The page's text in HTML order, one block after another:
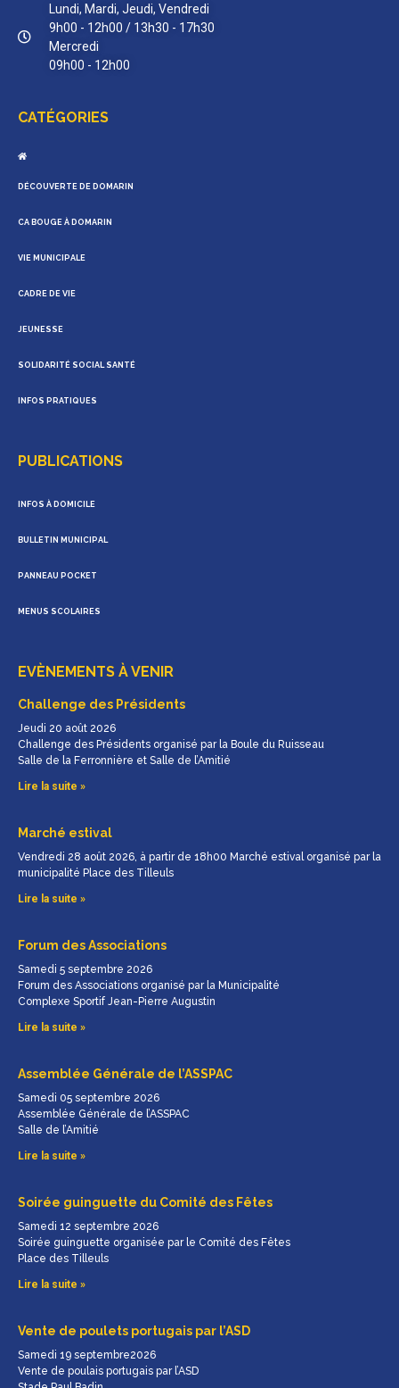
Lundi, Mardi, Jeudi, Vendredi
9h00 - 12h00 / 13h30 - 17h30
Mercredi
09h00 - 12h00
CATÉGORIES
DÉCOUVERTE DE DOMARIN
CA BOUGE À DOMARIN
VIE MUNICIPALE
CADRE DE VIE
JEUNESSE
SOLIDARITÉ SOCIAL SANTÉ
INFOS PRATIQUES
PUBLICATIONS
INFOS À DOMICILE
BULLETIN MUNICIPAL
PANNEAU POCKET
MENUS SCOLAIRES
EVÈNEMENTS À VENIR
Challenge des Présidents
Jeudi 20 août 2026
Challenge des Présidents organisé par la Boule du Ruisseau
Salle de la Ferronnière et Salle de l’Amitié
Lire la suite »
Marché estival
Vendredi 28 août 2026, à partir de 18h00 Marché estival organisé par la
municipalité Place des Tilleuls
Lire la suite »
Forum des Associations
Samedi 5 septembre 2026
Forum des Associations organisé par la Municipalité
Complexe Sportif Jean-Pierre Augustin
Lire la suite »
Assemblée Générale de l’ASSPAC
Samedi 05 septembre 2026
Assemblée Générale de l’ASSPAC
Salle de l’Amitié
Lire la suite »
Soirée guinguette du Comité des Fêtes
Samedi 12 septembre 2026
Soirée guinguette organisée par le Comité des Fêtes
Place des Tilleuls
Lire la suite »
Vente de poulets portugais par l’ASD
Samedi 19 septembre2026
Vente de poulais portugais par l’ASD